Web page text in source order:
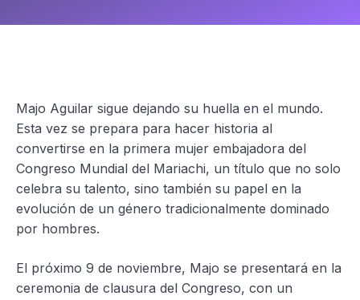
Majo Aguilar sigue dejando su huella en el mundo.
Esta vez se prepara para hacer historia al
convertirse en la primera mujer embajadora del
Congreso Mundial del Mariachi, un título que no solo
celebra su talento, sino también su papel en la
evolución de un género tradicionalmente dominado
por hombres.
El próximo 9 de noviembre, Majo se presentará en la
ceremonia de clausura del Congreso, con un